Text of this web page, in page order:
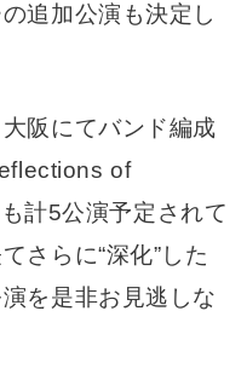
追加公演も決定し
阪にてバンド編成
of
計5公演予定されて
さらに“深化”した
を是非お見逃しな